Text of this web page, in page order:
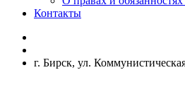
Контакты
г. Бирск, ул.